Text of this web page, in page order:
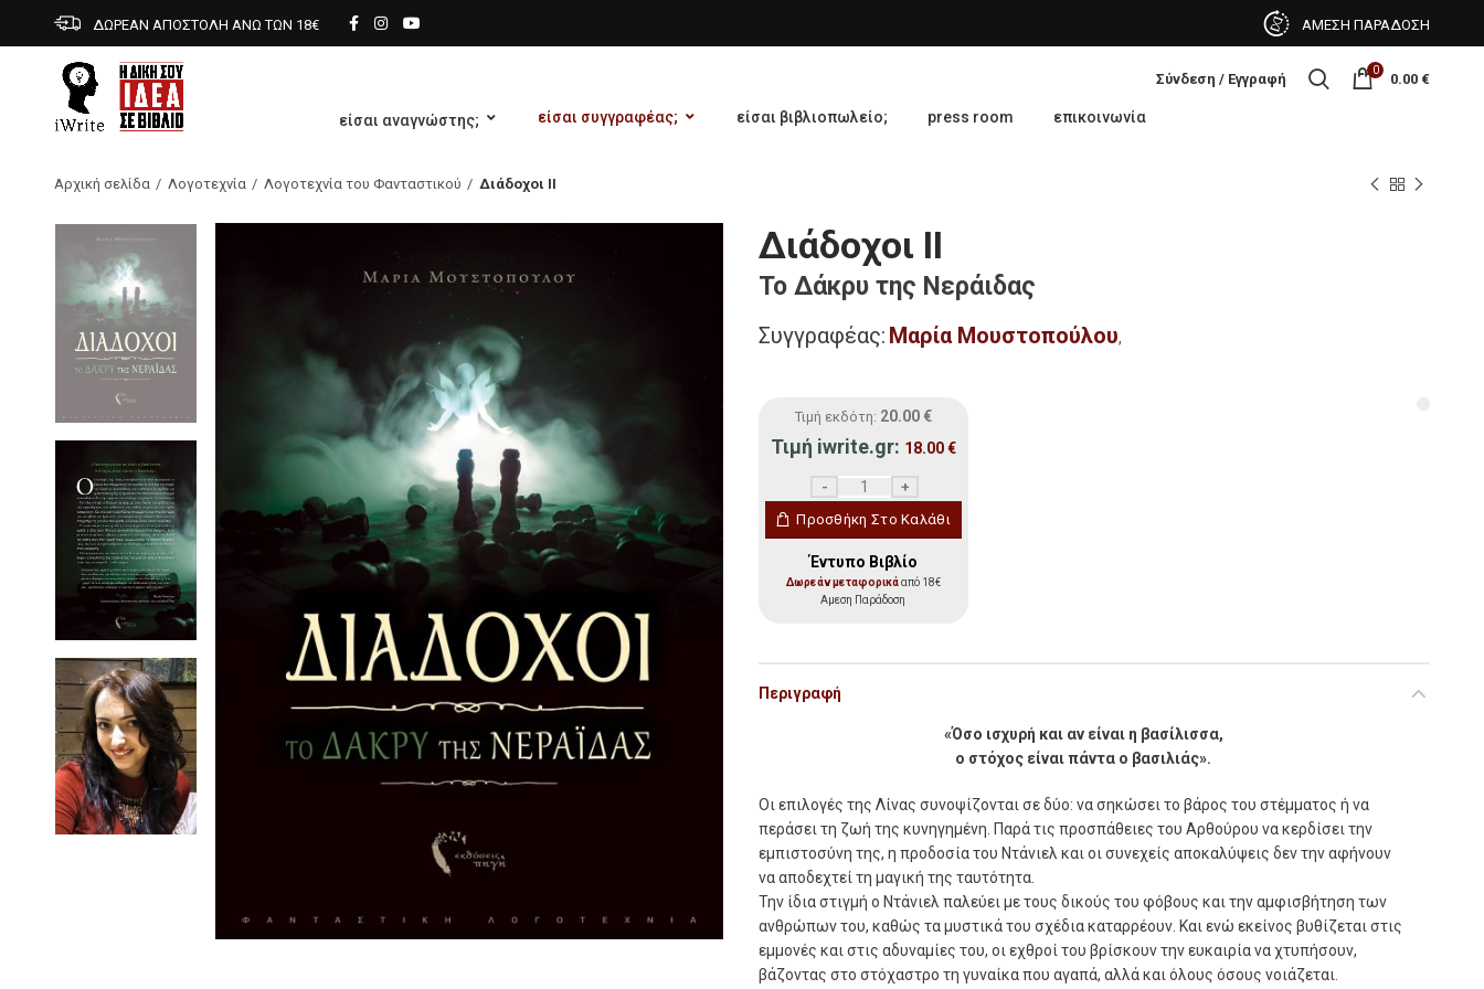
ΔΩΡΕΑΝ ΑΠΟΣΤΟΛΗ ΑΝΩ ΤΩΝ 18€ ΑΜΕΣΗ ΠΑΡΑΔΟΣΗ
Σύνδεση / Εγγραφή 0 0.00 €
είσαι αναγνώστης; είσαι συγγραφέας; είσαι βιβλιοπωλείο; press room επικοινωνία
Αρχική σελίδα Λογοτεχνία Λογοτεχνία του Φανταστικού Διάδοχοι ΙΙ
Διάδοχοι ΙΙ
Το Δάκρυ της Νεράιδας
Συγγραφέας: Μαρία Μουστοπούλου,
Τιμή εκδότη: 20.00 €
Τιμή iwrite.gr: 18.00€
Προσθήκη Στο Καλάθι
Έντυπο Βιβλίο
Δωρεάν μεταφορικάαπό 18€
Αμεση Παράδοση
Περιγραφή
«Όσο ισχυρή και αν είναι η βασίλισσα,
ο στόχος είναι πάντα ο βασιλιάς».
Οι επιλογές της Λίνας συνοψίζονται σε δύο: να σηκώσει το βάρος του στέμματος ή να
περάσει τη ζωή της κυνηγημένη. Παρά τις προσπάθειες του Αρθούρου να κερδίσει την
εμπιστοσύνη της, η προδοσία του Ντάνιελ και οι συνεχείς αποκαλύψεις δεν την αφήνουν
να αποδεχτεί τη μαγική της ταυτότητα.
Την ίδια στιγμή ο Ντάνιελ παλεύει με τους δικούς του φόβους και την αμφισβήτηση των
ανθρώπων του, καθώς τα μυστικά του σχέδια καταρρέουν. Και ενώ εκείνος βυθίζεται στις
εμμονές και στις αδυναμίες του, οι εχθροί του βρίσκουν την ευκαιρία να χτυπήσουν,
βάζοντας στο στόχαστρο τη γυναίκα που αγαπά, αλλά και όλους όσους νοιάζεται.